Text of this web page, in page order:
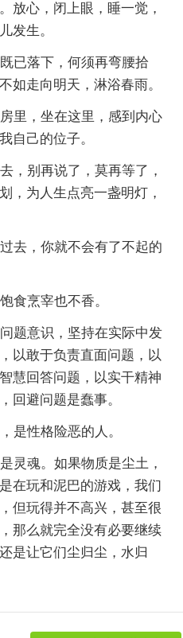
放心，闭上眼，睡一觉，
发生。
已落下，何须再弯腰拾
如走向明天，淋浴春雨。
里，坐在这里，感到内心
己的位子。
，别再说了，莫再等了，
，为人生点亮一盏明灯，
去，你就不会有了不起的
食烹宰也不香。
题意识，坚持在实际中发
以敢于负责直面问题，以
慧回答问题，以实干精神
回避问题是蠢事。
是性格险恶的人。
灵魂。如果物质是尘土，
在玩和泥巴的游戏，我们
但玩得并不高兴，甚至很
那么就完全没有必要继续
是让它们尘归尘，水归